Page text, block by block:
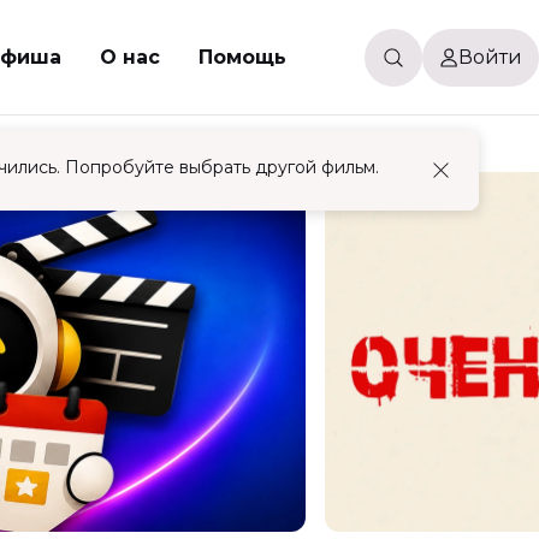
О нас Помощь Войти
Попробуйте выбрать другой фильм.